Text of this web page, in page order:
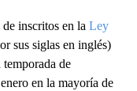
inscritos en la Ley
sus siglas en inglés)
temporada de
en la mayoría de